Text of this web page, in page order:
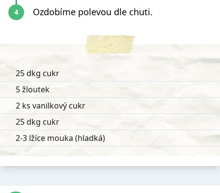
Ozdobíme polevou dle chuti.
25 dkg cukr
5 žloutek
2 ks vanilkový cukr
25 dkg cukr
2-3 lžíce mouka (hladká)